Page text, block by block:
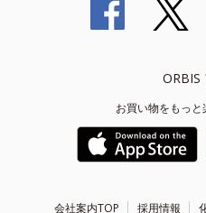
ORBIS
お買い物をもっと
会社案内TOP 採用情報